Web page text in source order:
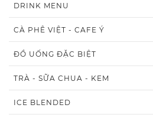
DRINK MENU
CÀ PHÊ VIỆT - CAFE Ý
ĐỒ UỐNG ĐẶC BIỆT
TRÀ - SỮA CHUA - KEM
ICE BLENDED